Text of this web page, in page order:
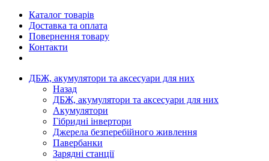
Каталог товарів
Доставка та оплата
Повернення товару
Контакти
ДБЖ, акумулятори та аксесуари для них
Назад
ДБЖ, акумулятори та аксесуари для них
Акумулятори
Гібридні інвертори
Джерела безперебійного живлення
Павербанки
Зарядні станції